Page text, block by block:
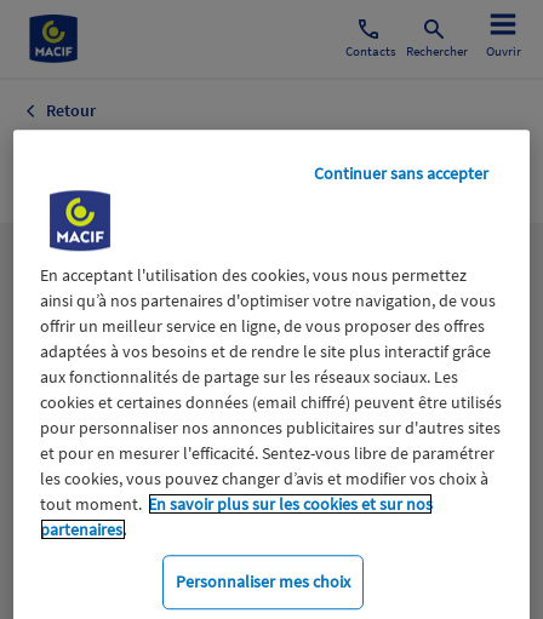
Contacts Rechercher Ouvrir
Retour
Lesthématiques
Aidants Catastrophes naturelles Climat
ESS
Expérience clients Fondation Macif Jeunesse
Mobilité
Protection de l'environnement
En acceptant l'utilisation des cookies, vous nous permettez
ainsi qu’à nos partenaires d'optimiser votre navigation, de vous
offrir un meilleur service en ligne, de vous proposer des offres
adaptées à vos besoins et de rendre le site plus interactif grâce
aux fonctionnalités de partage sur les réseaux sociaux. Les
cookies et certaines données (email chiffré) peuvent être utilisés
pour personnaliser nos annonces publicitaires sur d'autres sites
et pour en mesurer l'efficacité. Sentez-vous libre de paramétrer
les cookies, vous pouvez changer d’avis et modifier vos choix à
tout moment. En savoir plus sur les cookies et sur nos
partenaires.
Personnaliser mes choix
Continuer sans accepter